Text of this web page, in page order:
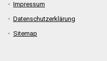
Impressum
Datenschutzerklärung
Sitemap